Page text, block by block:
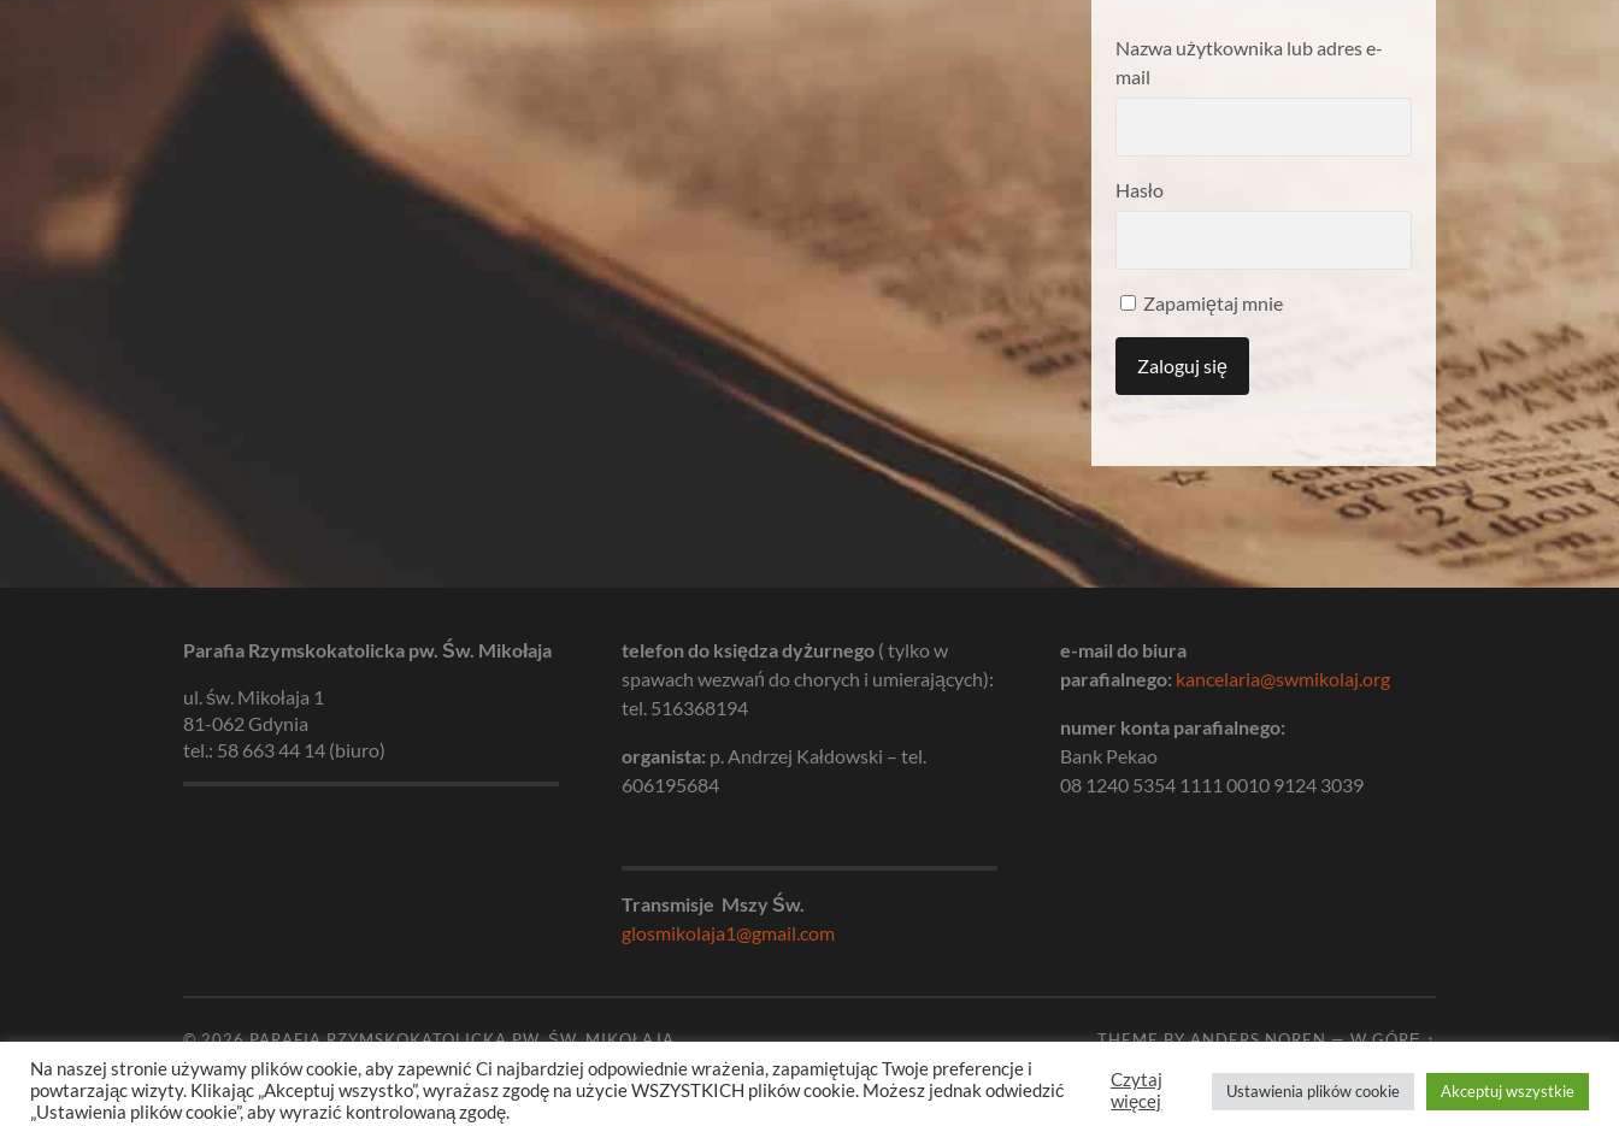
Nazwa użytkownika lub adres e-
mail
Hasło
Zapamiętaj mnie
Parafia Rzymskokatolicka pw. Św. Mikołaja
ul. św. Mikołaja 1
81-062 Gdynia
tel.: 58 663 44 14 (biuro)
telefon do księdza dyżurnego ( tylko w
spawach wezwań do chorych i umierających):
tel. 516368194
organista: p. Andrzej Kałdowski – tel.
606195684
Transmisje Mszy Św.
glosmikolaja1@gmail.com
e-mail do biura
parafialnego: kancelaria@swmikolaj.org
numer konta parafialnego:
Bank Pekao
08 1240 5354 1111 0010 9124 3039
© 2026PARAFIA RZYMSKOKATOLICKA PW. ŚW. MIKOŁAJA THEME BYANDERS NOREN—W GÓRĘ ↑
Na naszej stronie używamy plików cookie, aby zapewnić Ci najbardziej odpowiednie wrażenia, zapamiętując Twoje preferencje i
powtarzając wizyty. Klikając „Akceptuj wszystko”, wyrażasz zgodę na użycie WSZYSTKICH plików cookie. Możesz jednak odwiedzić
„Ustawienia plików cookie”, aby wyrazić kontrolowaną zgodę.
Czytaj
więcej
Ustawienia plików cookie Akceptuj wszystkie